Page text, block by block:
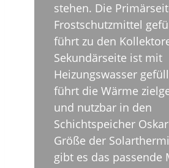
stehen. Die
Frostschutzmittel
führt zu den
Sekundärseite ist mit
Heizungswasser
führt die Wärme
und nutzbar in den
Schichtspeicher
Größe der
gibt es das passende